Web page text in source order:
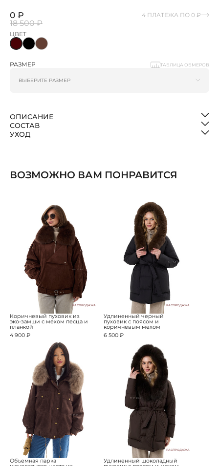
0 ₽
18 500 ₽
4 ПЛАТЕЖА ПО 0 ₽
ЦВЕТ
РАЗМЕР ТАБЛИЦА ОБМЕРОВ
ОПИСАНИЕ
СОСТАВ
УХОД
ВОЗМОЖНО ВАМ ПОНРАВИТСЯ
РАСПРОДАЖА
Коричневый пуховик из
эко-замши с мехом песца и
планкой
4 900 ₽
РАСПРОДАЖА
Удлиненный черный
пуховик с поясом и
коричневым мехом
6 500 ₽
Объемная парка
РАСПРОДАЖА
Удлиненный шоколадный